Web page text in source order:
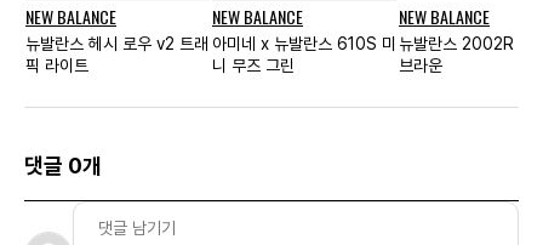
NEW BALANCE
뉴발란스 헤시 로우 v2 트래
픽 라이트
NEW BALANCE
아미네 x 뉴발란스 610S 미
니 무즈 그린
NEW BALANCE
뉴발란스 2002R 하
브라운
댓글 0개